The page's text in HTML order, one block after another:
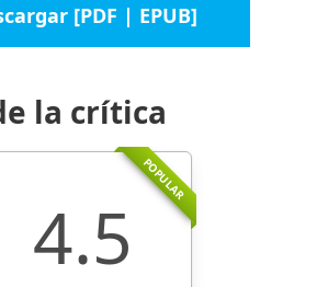
[PDF | EPUB]
la crítica
POPULAR
4.5